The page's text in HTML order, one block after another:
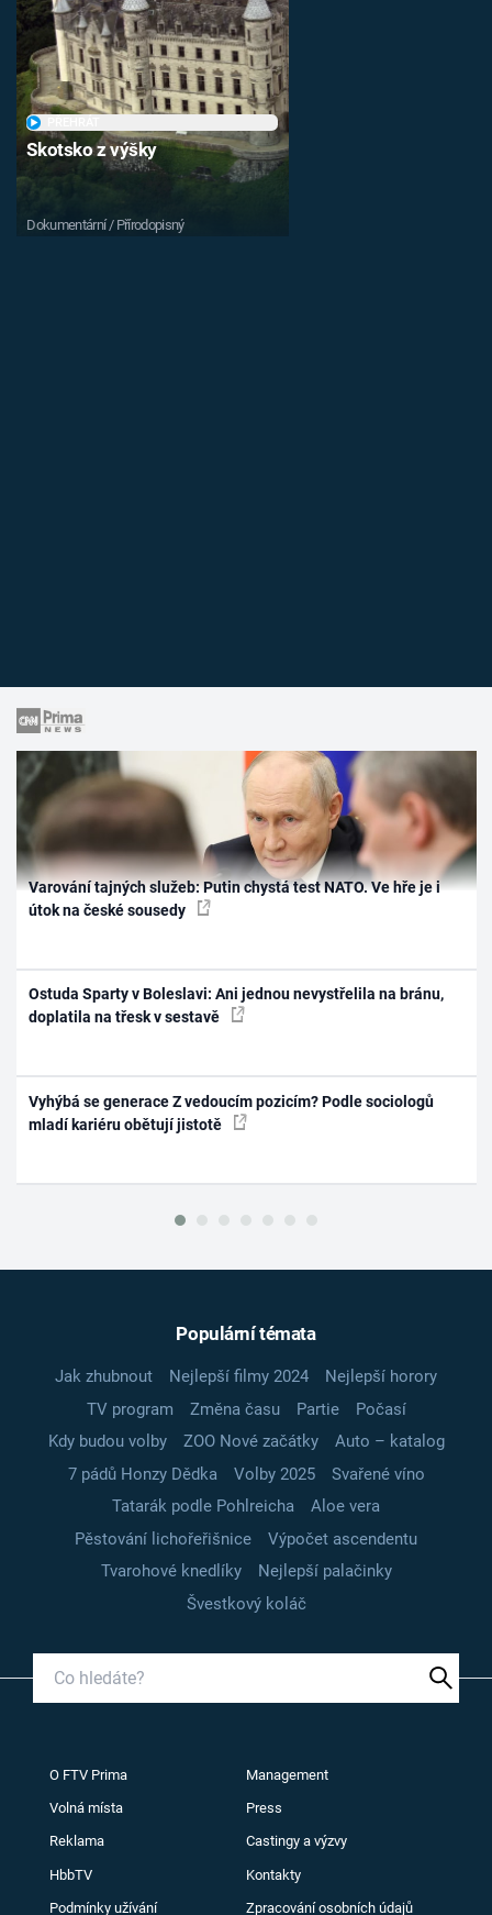
Skotsko z výšky
Dokumentární / Přírodopisný
Varování tajných služeb: Putin chystá test NATO. Ve hře je i
útok na české sousedy
Ostuda Sparty v Boleslavi: Ani jednou nevystřelila na bránu,
doplatila na třesk v sestavě
Vyhýbá se generace Z vedoucím pozicím? Podle sociologů
mladí kariéru obětují jistotě
Populární témata
Jak zhubnout Nejlepší filmy 2024
Nejlepší horory
TV program
Změna času Partie
Počasí
Kdy budou volby
ZOO Nové začátky
Auto – katalog
7 pádů Honzy Dědka
Volby 2025
Svařené víno
Tatarák podle Pohlreicha
Aloe vera
Pěstování lichořeřišnice
Výpočet ascendentu
Tvarohové knedlíky
Nejlepší palačinky
Švestkový koláč
O FTV Prima Management
Volná místa Press
Reklama Castingy a výzvy
HbbTV Kontakty
Podmínky užívání Zpracování osobních údajů